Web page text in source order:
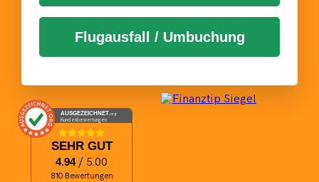
Flugausfall / Umbuchung
AUSGEZEICHNET.org
Kundenbewertungen
SEHR GUT
4.94 / 5.00
810 Bewertungen